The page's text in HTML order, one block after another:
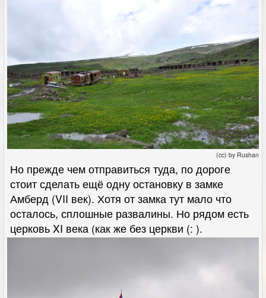
(cc) by Rushan
Но прежде чем отправиться туда, по дороге
стоит сделать ещё одну остановку в замке
Амберд (VII век). Хотя от замка тут мало что
осталось, сплошные развалины. Но рядом есть
церковь XI века (как же без церкви (: ).